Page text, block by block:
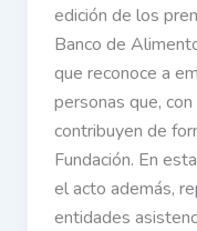
edición de los
Banco de
que reconoce a
personas que,
contribuyen de
Fundación. En
el acto además,
entidades